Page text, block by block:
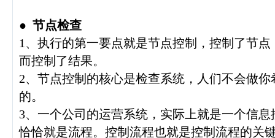
● 节点检查
1、执行的第一要点就是节点控制，控制了节
而控制了结果。
2、节点控制的核心是检查系统，人们不会做
的。
3、一个公司的运营系统，实际上就是一个信
恰恰就是流程。控制流程也就是控制流程的关